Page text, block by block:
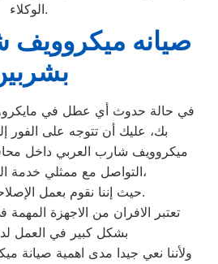
الوكلاء.
صيانه ميكروويف
في حالة حدوث أي عطل في
بك، عليك أن تتوجه على الفور
ميكروويف شارب العربي داخل
التواصل مع ممثلي خدمة العملاء عبر الهاتف،
حيث إننا نقوم بعمل الإصلاحات داخل منزلك.
تعتبر الافران من الاجهزة
بشكل كبير في العمل
ولأننا نعي جيدا مدى اهمية صيانة